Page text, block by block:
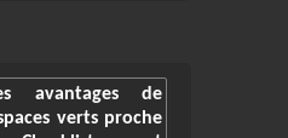
avantages de
verts proche